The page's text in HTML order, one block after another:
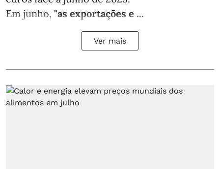
Em junho, "as exportações e ...
Ver mais